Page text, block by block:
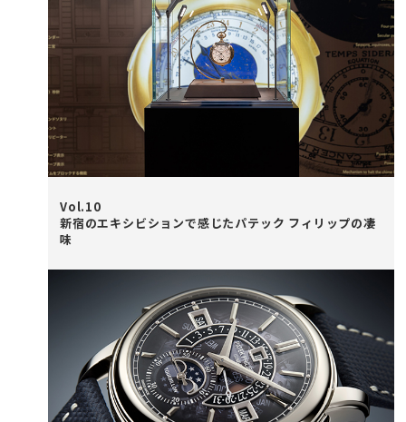
Vol.10
新宿のエキシビションで感じたパテック フィリップの凄
味